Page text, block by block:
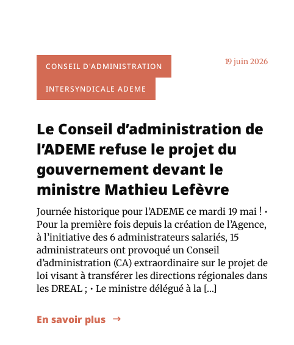
CONSEIL D'ADMINISTRATION
INTERSYNDICALE ADEME
19 juin 2026
Le Conseil d’administration de
l’ADEME refuse le projet du
gouvernement devant le
ministre Mathieu Lefèvre
Journée historique pour l’ADEME ce mardi 19 mai ! •
Pour la première fois depuis la création de l’Agence,
à l’initiative des 6 administrateurs salariés, 15
administrateurs ont provoqué un Conseil
d’administration (CA) extraordinaire sur le projet de
loi visant à transférer les directions régionales dans
les DREAL ; • Le ministre délégué à la […]
En savoir plus